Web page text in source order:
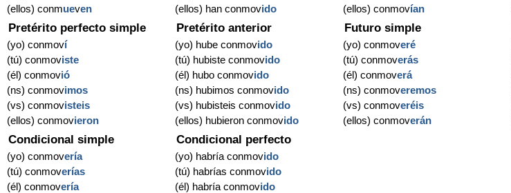
(ellos) conmueven
(ellos) han conmovido
(ellos) conmovían
Pretérito perfecto simple
(yo) conmoví
(tú) conmoviste
(él) conmovió
(ns) conmovimos
(vs) conmovisteis
(ellos) conmovieron
Pretérito anterior
(yo) hube conmovido
(tú) hubiste conmovido
(él) hubo conmovido
(ns) hubimos conmovido
(vs) hubisteis conmovido
(ellos) hubieron conmovido
Futuro simple
(yo) conmoveré
(tú) conmoverás
(él) conmoverá
(ns) conmoveremos
(vs) conmoveréis
(ellos) conmoverán
Condicional simple
(yo) conmovería
(tú) conmoverías
(él) conmovería
Condicional perfecto
(yo) habría conmovido
(tú) habrías conmovido
(él) habría conmovido